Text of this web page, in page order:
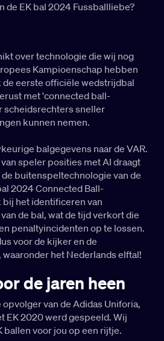
de EK bal 2024 Fussballliebe?
over technologie die wij nog
Kampioenschap hebben
de eerste officiële wedstrijdbal
met 'connected ball-
scheidsrechters sneller
kunnen nemen.
balgegevens naar de VAR.
speler posities met AI draagt
buitenspeltechnologie van de
2024 Connected Ball-
het identificeren van
de bal, wat de tijd verkort die
penaltyincidenten op te lossen.
voor de kijker en de
het Nederlands elftal!
de jaren heen
van de Adidas Uniforia,
EK 2020 werd gespeeld. Wij
ballen voor jou op een rijtje.